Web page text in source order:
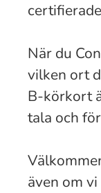
När du
vilken ort
B-körkort
tala och
även om